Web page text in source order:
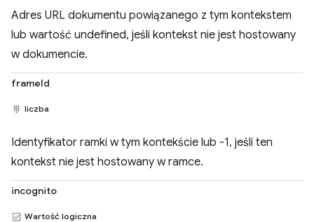
Adres URL dokumentu powiązanego z tym kontekstem
lub wartość undefined, jeśli kontekst nie jest hostowany
w dokumencie.
frameId
liczba
Identyfikator ramki w tym kontekście lub -1, jeśli ten
kontekst nie jest hostowany w ramce.
incognito
Wartość logiczna